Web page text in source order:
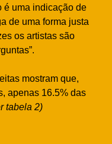
é uma indicação de
de uma forma justa
os artistas são
mostram que,
apenas 16.5% das
tabela 2)